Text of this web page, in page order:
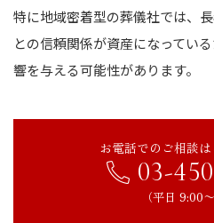
特に地域密着型の葬儀社では、
との信頼関係が資産になってい
響を与える可能性があります。
お電話でのご相談は
03-
（平日 9:00